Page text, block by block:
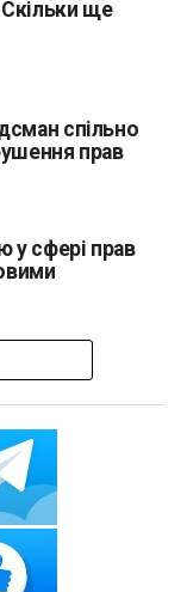
Скільки ще
спільно
прав
у сфері прав